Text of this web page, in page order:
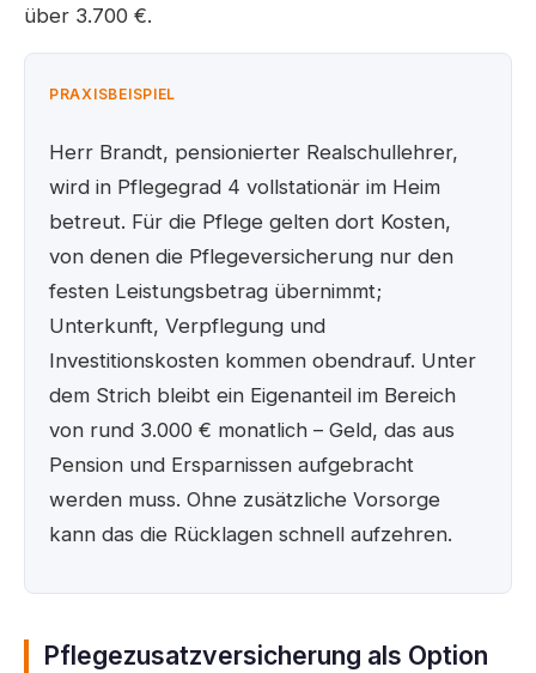
über 3.700 €.
PRAXISBEISPIEL
Herr Brandt, pensionierter Realschullehrer,
wird in Pflegegrad 4 vollstationär im Heim
betreut. Für die Pflege gelten dort Kosten,
von denen die Pflegeversicherung nur den
festen Leistungsbetrag übernimmt;
Unterkunft, Verpflegung und
Investitionskosten kommen obendrauf. Unter
dem Strich bleibt ein Eigenanteil im Bereich
von rund 3.000 € monatlich – Geld, das aus
Pension und Ersparnissen aufgebracht
werden muss. Ohne zusätzliche Vorsorge
kann das die Rücklagen schnell aufzehren.
Pflegezusatzversicherung als Option